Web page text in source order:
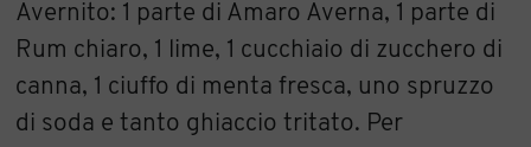
Avernito: 1 parte di Amaro Averna, 1 parte di
Rum chiaro, 1 lime, 1 cucchiaio di zucchero di
canna, 1 ciuffo di menta fresca, uno spruzzo
di soda e tanto ghiaccio tritato. Per